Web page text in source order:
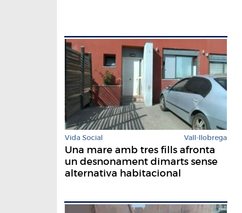
Vida Social Vall-llobrega
Una mare amb tres fills afronta
un desnonament dimarts sense
alternativa habitacional